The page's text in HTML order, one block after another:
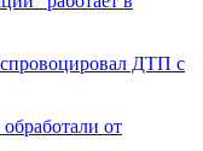
ДТП с
от